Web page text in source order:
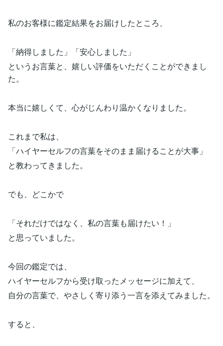
私のお客様に鑑定結果をお届けしたところ、
「納得しました」「安心しました」
というお言葉と、嬉しい評価をいただくことができまし
た。
本当に嬉しくて、心がじんわり温かくなりました。
これまで私は、
「ハイヤーセルフの言葉をそのまま届けることが大事」
と教わってきました。
でも、どこかで
「それだけではなく、私の言葉も届けたい！」
と思っていました。
今回の鑑定では、
ハイヤーセルフから受け取ったメッセージに加えて、
自分の言葉で、やさしく寄り添う一言を添えてみました。
すると、